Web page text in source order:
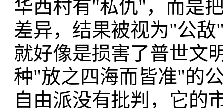
华西村有"私仇"，而是
差异，结果被视为"公
就好像是损害了普世文
种"放之四海而皆准"的
自由派没有批判，它的